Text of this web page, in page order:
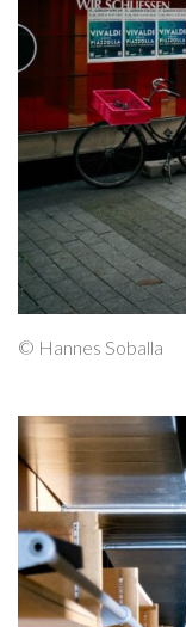
© Hannes Soballa